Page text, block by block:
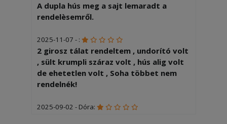
A dupla hús meg a sajt lemaradt a
rendelèsemről.
2025-11-07 - :
2 girosz tálat rendeltem , undorító volt
, sült krumpli száraz volt , hús alig volt
de ehetetlen volt , Soha többet nem
rendelnék!
2025-09-02 - Dóra: